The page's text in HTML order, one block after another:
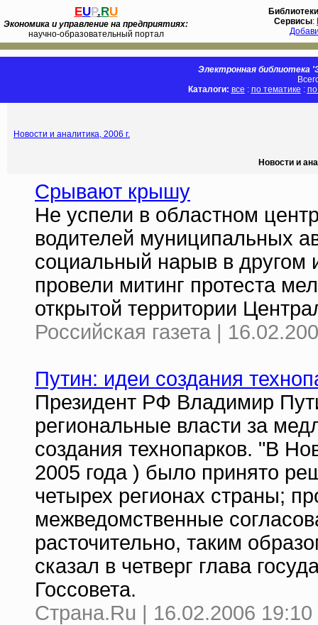
EUP.RU
Экономика и управление на предприятиях:
научно-образовательный портал
Библиотеки
Сервисы:
Электронная библиотека
Каталоги: все : по тематике :
Новости и аналитика, 2006 г.
Новости и
Срывают крышу
Не успели в областном
водителей муниципальных
социальный нарыв в другом
провели митинг протеста
открытой территории
Российская газета |
Путин: идеи создания
Президент РФ Владимир
региональные власти за
создания технопарков. "В
2005 года ) было принято
четырех регионах страны;
межведомственные
расточительно, таким
сказал в четверг глава
Госсовета.
Страна.Ru | 16.02.2006 19:10